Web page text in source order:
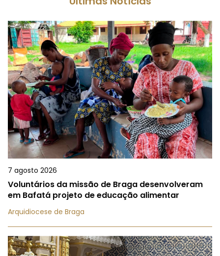
7 agosto 2026
Voluntários da missão de Braga desenvolveram
em Bafatá projeto de educação alimentar
Arquidiocese de Braga